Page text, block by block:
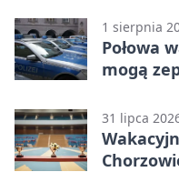
1 sierpnia
Połowa
mogą
31 lipca